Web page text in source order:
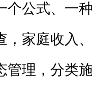
个公式、一
， 家庭收入
管理 ， 分类